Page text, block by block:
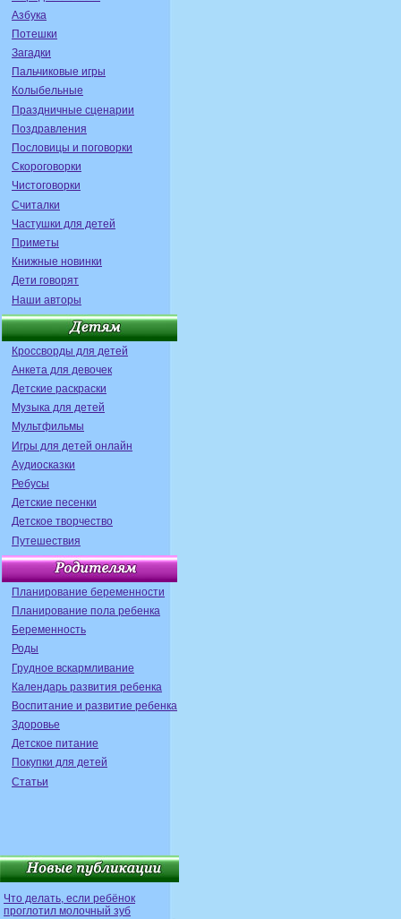
Азбука
Потешки
Загадки
Пальчиковые игры
Колыбельные
Праздничные сценарии
Поздравления
Пословицы и поговорки
Скороговорки
Чистоговорки
Считалки
Частушки для детей
Приметы
Книжные новинки
Дети говорят
Наши авторы
Кроссворды для детей
Анкета для девочек
Детские раскраски
Музыка для детей
Мультфильмы
Игры для детей онлайн
Аудиосказки
Ребусы
Детские песенки
Детское творчество
Путешествия
Планирование беременности
Планирование пола ребенка
Беременность
Роды
Грудное вскармливание
Календарь развития ребенка
Воспитание и развитие ребенка
Здоровье
Детское питание
Покупки для детей
Статьи
Что делать, если ребёнок
проглотил молочный зуб